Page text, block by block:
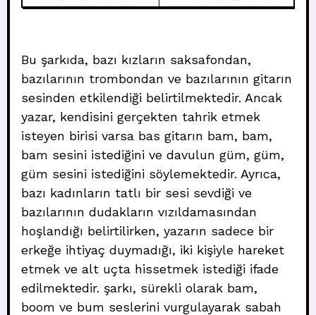
Bu şarkıda, bazı kızların saksafondan,
bazılarının trombondan ve bazılarının gitarın
sesinden etkilendiği belirtilmektedir. Ancak
yazar, kendisini gerçekten tahrik etmek
isteyen birisi varsa bas gitarın bam, bam,
bam sesini istediğini ve davulun güm, güm,
güm sesini istediğini söylemektedir. Ayrıca,
bazı kadınların tatlı bir sesi sevdiği ve
bazılarının dudakların vızıldamasından
hoşlandığı belirtilirken, yazarın sadece bir
erkeğe ihtiyaç duymadığı, iki kişiyle hareket
etmek ve alt uçta hissetmek istediği ifade
edilmektedir. şarkı, sürekli olarak bam,
boom ve bum seslerini vurgulayarak sabah